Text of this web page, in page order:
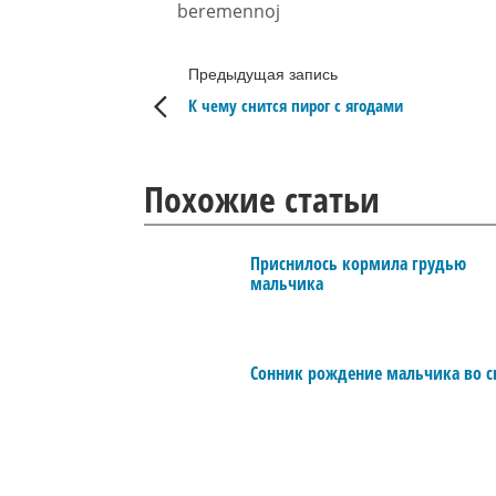
beremennoj
Предыдущая запись
К чему снится пирог с ягодами
Похожие статьи
Приснилось кормила грудью
мальчика
Сонник рождение мальчика во